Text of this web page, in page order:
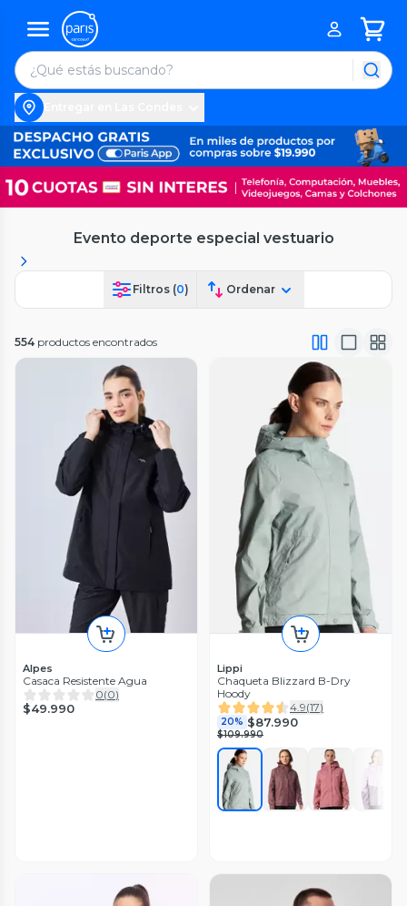
Evento deporte especial vestuario
Filtros (0) Ordenar
554 productos encontrados
Alpes
Casaca Resistente Agua
0(0)
$49.990
Lippi
Chaqueta Blizzard B-Dry
Hoody
4.9(17)
20% $87.990
$109.990